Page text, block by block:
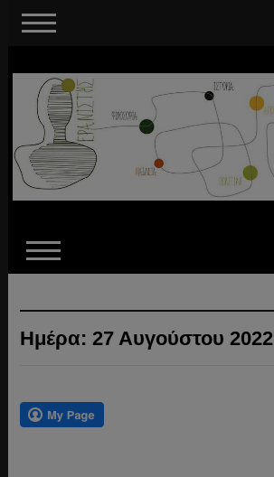
Ημέρα: 27 Αυγούστου 2022